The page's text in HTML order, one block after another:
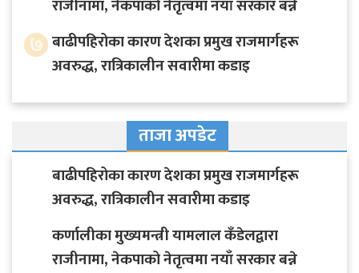
राजीनामा, नेकपाको नेतृत्वमा नयाँ सरकार बन्ने
७ बाढीपहिरोका कारण देशका प्रमुख राजमार्गहरू
अवरुद्ध, रात्रिकालीन सवारीमा कडाइ
ताजा अपडेट
बाढीपहिरोका कारण देशका प्रमुख राजमार्गहरू
अवरुद्ध, रात्रिकालीन सवारीमा कडाइ
कर्णालीका मुख्यमन्त्री यामलाल कँडेलद्वारा
राजीनामा, नेकपाको नेतृत्वमा नयाँ सरकार बन्ने